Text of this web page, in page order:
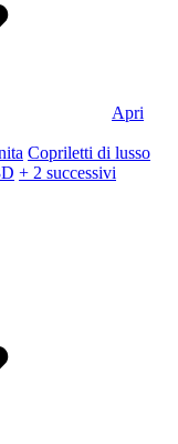
Apri
Copriletti di lusso
+ 2 successivi